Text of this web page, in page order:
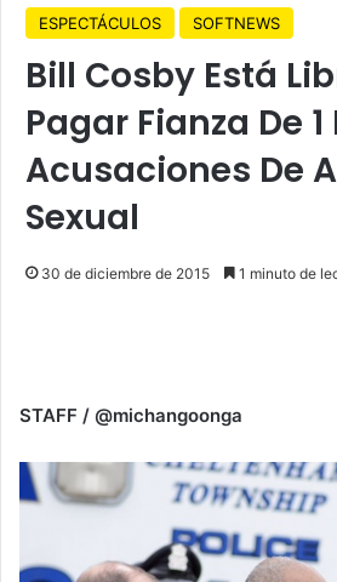
ESPECTÁCULOS SOFTNEWS
Bill Cosby Está
Pagar Fianza De 1
Acusaciones De
Sexual
30 de diciembre de 2015 1 minuto de
STAFF / @michangoonga